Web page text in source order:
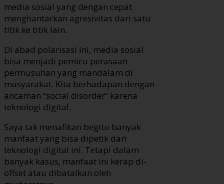
media sosial yang dengan cepat
menghantarkan agresivitas dari satu
titik ke titik lain.
Di abad polarisasi ini, media sosial
bisa menjadi pemicu perasaan
permusuhan yang mandalam di
masyarakat. Kita berhadapan dengan
ancaman “social disorder” karena
teknologi digital.
Saya tak menafikan begitu banyak
manfaat yang bisa dipetik dari
teknologi digital ini. Tetapi dalam
banyak kasus, manfaat ini kerap di-
offset atau dibatalkan oleh